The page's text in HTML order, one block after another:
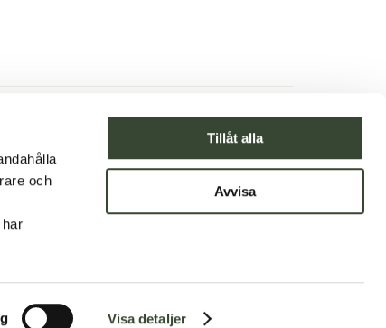
och
Visa detaljer
Tillåt alla
Avvisa
Till hemsidan
Se på Google Maps